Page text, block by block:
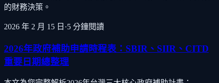
的財務決策。
2026 年 2 月 15 日 ·5 分鐘閱讀
2026年政府補助申請時程表：SBIR、SIIR、CITD
重要日期總整理